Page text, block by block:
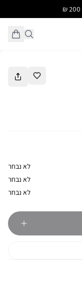
לא נבחר
לא נבחר
לא נבחר